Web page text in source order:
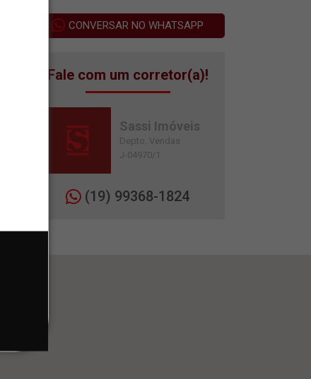
CONVERSAR NO WHATSAPP
Fale com um corretor(a)!
Sassi Imóveis
Depto. Vendas
J-04970/1
(19) 99368-1824